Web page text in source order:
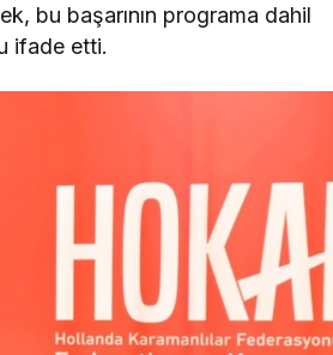
bu başarının programa dahil
ifade etti.